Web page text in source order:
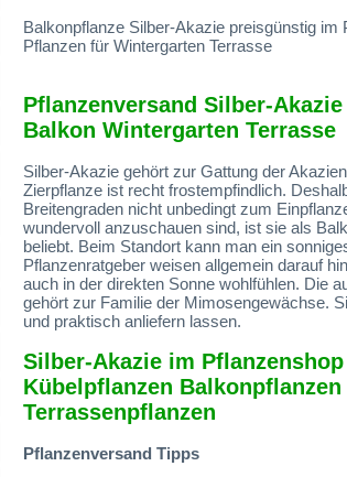
Balkonpflanze Silber-Akazie preisgünstig im
Pflanzen für Wintergarten Terrasse
Pflanzenversand Silber-
Balkon Wintergarten Terrasse
Silber-Akazie gehört zur Gattung der
Zierpflanze ist recht frostempfindlich.
Breitengraden nicht unbedingt zum
wundervoll anzuschauen sind, ist sie als
beliebt. Beim Standort kann man ein
Pflanzenratgeber weisen allgemein darauf
auch in der direkten Sonne wohlfühlen. Die
gehört zur Familie der Mimosengewächse.
und praktisch anliefern lassen.
Silber-Akazie im
Kübelpflanzen
Terrassenpflanzen
Pflanzenversand Tipps